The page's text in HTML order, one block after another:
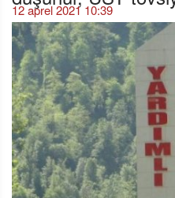
12 aprel 2021 10:39